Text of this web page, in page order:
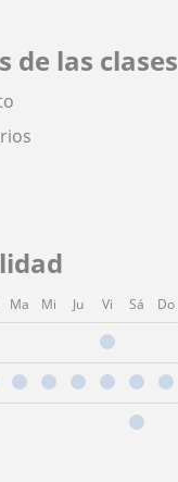
de las clases
Ma Mi Ju Vi Sá Do